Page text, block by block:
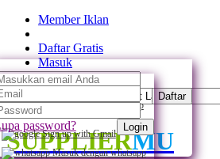
Member Iklan
Daftar Gratis
Daftar
Daftar dengan whatsapp
Sign up with Gmail
Masuk
password? Login
Masuk dengan whatsapp
SUPPLIERMU